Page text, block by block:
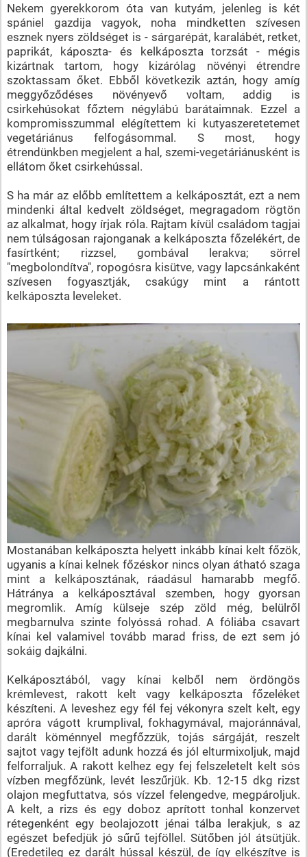
Nekem gyerekkorom óta van kutyám, jelenleg is két
spániel gazdija vagyok, noha mindketten szívesen
esznek nyers zöldséget is - sárgarépát, karalábét, retket,
paprikát, káposzta- és kelkáposzta torzsát - mégis
kizártnak tartom, hogy kizárólag növényi étrendre
szoktassam őket. Ebből következik aztán, hogy amíg
meggyőződéses növényevő voltam, addig is
csirkehúsokat főztem négylábú barátaimnak. Ezzel a
kompromisszummal elégítettem ki kutyaszeretetemet
vegetáriánus felfogásommal. S most, hogy
étrendünkben megjelent a hal, szemi-vegetáriánusként is
ellátom őket csirkehússal.
S ha már az előbb említettem a kelkáposztát, ezt a nem
mindenki által kedvelt zöldséget, megragadom rögtön
az alkalmat, hogy írjak róla. Rajtam kívül családom tagjai
nem túlságosan rajonganak a kelkáposzta főzelékért, de
fasírtként; rizzsel, gombával lerakva; sörrel
"megbolondítva", ropogósra kisütve, vagy lapcsánkaként
szívesen fogyasztják, csakúgy mint a rántott
kelkáposzta leveleket.
Mostanában kelkáposzta helyett inkább kínai kelt főzök,
ugyanis a kínai kelnek főzéskor nincs olyan átható szaga
mint a kelkáposztának, ráadásul hamarabb megfő.
Hátránya a kelkáposztával szemben, hogy gyorsan
megromlik. Amíg külseje szép zöld még, belülről
megbarnulva szinte folyóssá rohad. A fóliába csavart
kínai kel valamivel tovább marad friss, de ezt sem jó
sokáig dajkálni.
Kelkáposztából, vagy kínai kelből nem ördöngös
krémlevest, rakott kelt vagy kelkáposzta főzeléket
készíteni. A leveshez egy fél fej vékonyra szelt kelt, egy
apróra vágott krumplival, fokhagymával, majoránnával,
darált köménnyel megfőzzük, tojás sárgáját, reszelt
sajtot vagy tejfölt adunk hozzá és jól elturmixoljuk, majd
felforraljuk. A rakott kelhez egy fej felszeletelt kelt sós
vízben megfőzünk, levét leszűrjük. Kb. 12-15 dkg rizst
olajon megfuttatva, sós vízzel felengedve, megpároljuk.
A kelt, a rizs és egy doboz aprított tonhal konzervet
rétegenként egy beolajozott jénai tálba lerakjuk, s az
egészet befedjük jó sűrű tejföllel. Sütőben jól átsütjük.
(Eredetileg ez darált hússal készül, de így elkészítve is